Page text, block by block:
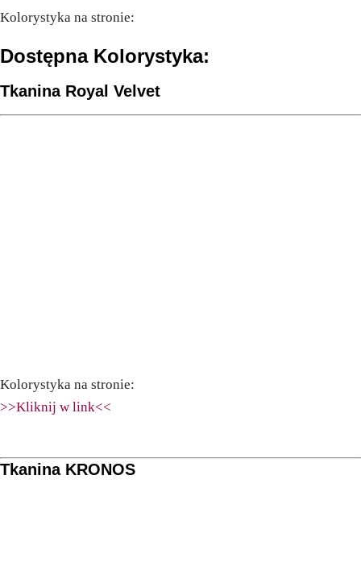
Kolorystyka na stronie:
Dostępna Kolorystyka:
Tkanina Royal Velvet
Kolorystyka na stronie:
>>Kliknij w link<<
Tkanina KRONOS